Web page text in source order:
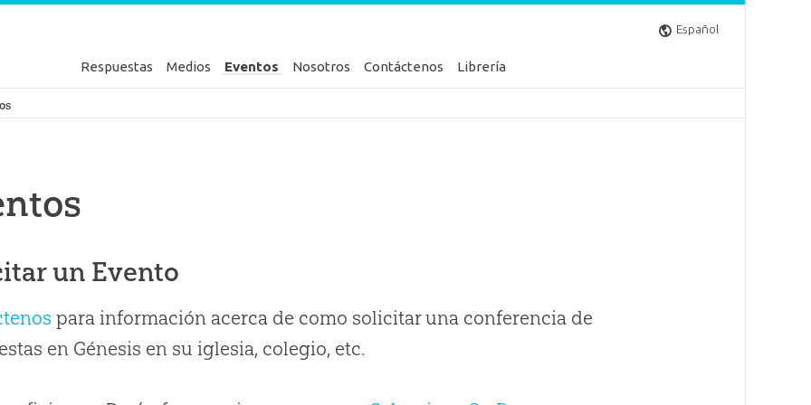
Español
Respuestas Medios Eventos Nosotros Contáctenos Librería
Génesis
un Evento
para información acerca de como solicitar una conferencia de
en Génesis en su iglesia, colegio, etc.